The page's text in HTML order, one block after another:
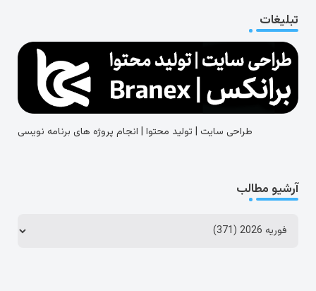
تبلیغات
طراحی سایت | تولید محتوا | انجام پروژه های برنامه نویسی
آرشیو مطالب